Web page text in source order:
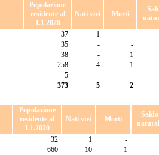
Popolazione
residente al
1.1.2020
Nati vivi Morti
37 1
-
35 -
-
38 -
1
258 4
1
5 -
-
373 5
2
Popolazione
residente al
1.1.2020
Nati vivi Morti
Saldo
32 1
-
660 10
1